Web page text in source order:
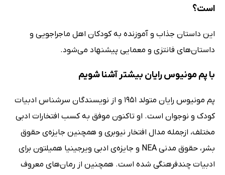
است؟
این داستان جذاب و آموزنده به کودکان اهل ماجراجویی و
داستان‌های فانتزی و معمایی پیشنهاد می‌شود.
با پم مونیوس رایان بیشتر آشنا شویم
پم مونیوس رایان متولد 1951 و از نویسندگان سرشناس ادبیات
کودک و نوجوان است. او تاکنون موفق به کسب افتخارات ادبی
مختلف، ازجمله مدال افتخار نیوبری و همچنین جایزه‌ی حقوق
بشر، حقوق مدنی NEA و جایزه‌ی ادبی ویرجینیا همیلتون برای
ادبیات چندفرهنگی شده است. همچنین از رمان‌های معروف